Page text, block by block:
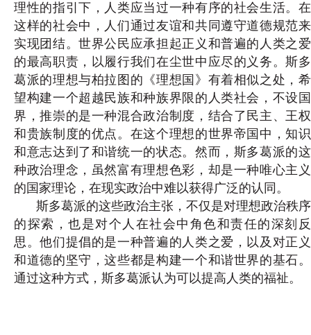
理性的指引下，人类应当过一种有序的社会生活。在
这样的社会中，人们通过友谊和共同遵守道德规范来
实现团结。世界公民应承担起正义和普遍的人类之爱
的最高职责，以履行我们在尘世中应尽的义务。斯多
葛派的理想与柏拉图的《理想国》有着相似之处，希
望构建一个超越民族和种族界限的人类社会，不设国
界，推崇的是一种混合政治制度，结合了民主、王权
和贵族制度的优点。在这个理想的世界帝国中，知识
和意志达到了和谐统一的状态。然而，斯多葛派的这
种政治理念，虽然富有理想色彩，却是一种唯心主义
的国家理论，在现实政治中难以获得广泛的认同。
斯多葛派的这些政治主张，不仅是对理想政治秩序
的探索，也是对个人在社会中角色和责任的深刻反
思。他们提倡的是一种普遍的人类之爱，以及对正义
和道德的坚守，这些都是构建一个和谐世界的基石。
通过这种方式，斯多葛派认为可以提高人类的福祉。